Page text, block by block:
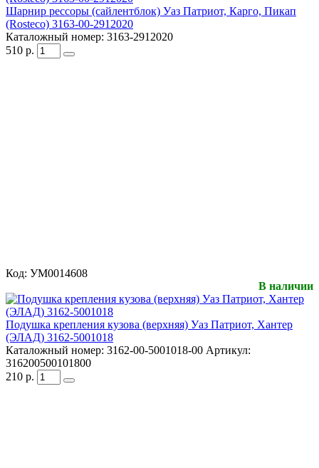
Шарнир рессоры (сайлентблок) Уаз Патриот, Карго, Пикап
(Rosteco) 3163-00-2912020
Каталожный номер: 3163-2912020
510 р.
Код: УМ0014608
В наличии
Подушка крепления кузова (верхняя) Уаз Патриот, Хантер
(ЭЛАД) 3162-5001018
Каталожный номер: 3162-00-5001018-00 Артикул:
316200500101800
210 р.